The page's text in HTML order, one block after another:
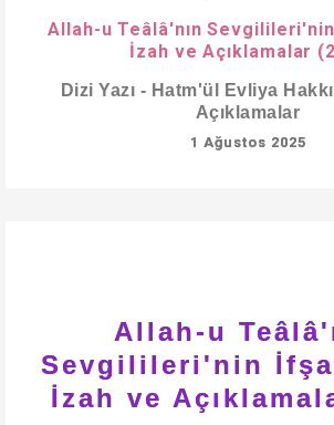
Allah-u Teâlâ'nın
İzah ve Açıklamalar
Dizi Yazı - Hatm'ül Evliya
Açıklamalar
1 Ağustos 2025
Allah-u
Sevgilileri'nin
İzah ve